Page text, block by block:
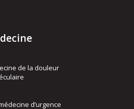
de la douleur
d’urgence